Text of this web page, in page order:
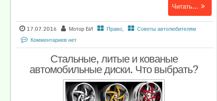
Читать...
17.07.2016 Мотор БИ Право,
Советы автолюбителям
Комментариев нет
Стальные, литые и кованые
автомобильные диски. Что выбрать?